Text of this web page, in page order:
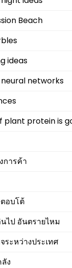
Beach
ideas
networks
plant protein is
การค้า
อบโต้
ไป อันตรายไหม
ะหว่างประเทศ
ง